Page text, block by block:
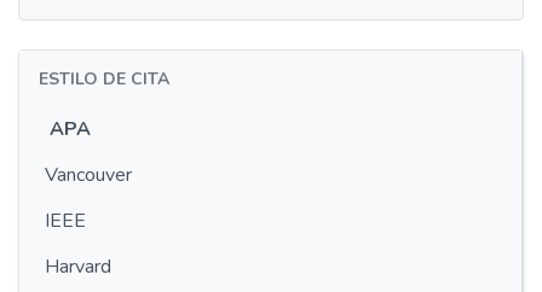
ESTILO DE CITA
APA
Vancouver
IEEE
Harvard